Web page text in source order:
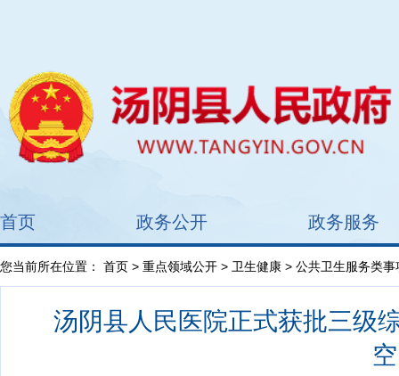
首页 政务公开 政务服务
您当前所在位置： 首页 > 重点领域公开 > 卫生健康 > 公共卫生服务类事
汤阴县人民医院正式获批三级